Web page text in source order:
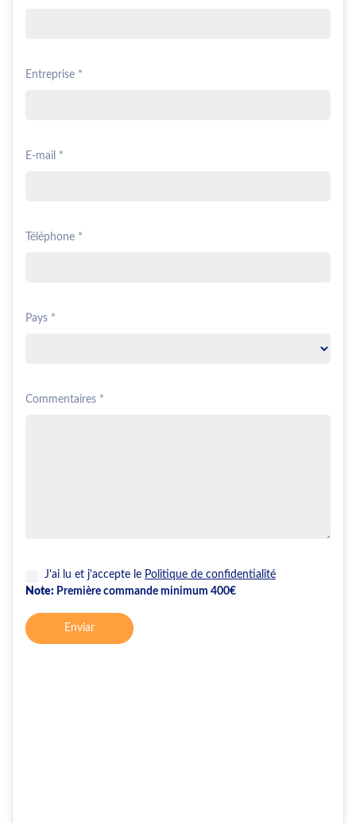
Entreprise *
E-mail *
Téléphone *
Pays *
Commentaires *
J'ai lu et j'accepte le Politique de confidentialité
Note: Première commande minimum 400€
Enviar